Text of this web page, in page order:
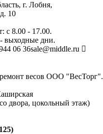
г. Лобня,
10
с 8.00 - 17.00.
выходные дни.
06 36sale@middle.ru
ремонт весов ООО "ВесТорг".
двора, цокольный этаж)